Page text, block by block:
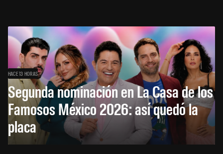
HACE 13 HORAS
Segunda nominación en La Casa de los
Famosos México 2026: así quedó la
placa